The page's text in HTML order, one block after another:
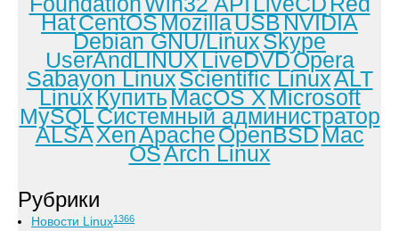
HatCentOSMozillaUSBNVIDIA
Debian GNU/LinuxSkype
UserAndLINUXLiveDVDOpera
Sabayon LinuxScientific LinuxALT
LinuxКупитьMacOS XMicrosoft
MySQLСистемный администратор
ALSAXenApacheOpenBSDMac
OSArch Linux
Рубрики
Новости Linux1366